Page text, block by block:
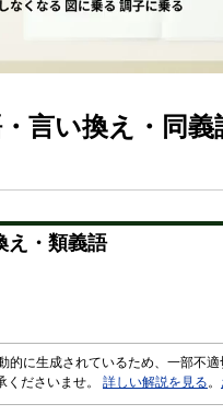
言い換え・同義
え・類義語
的に生成されているため、一部不
くださいませ。 詳しい解説を見る 。